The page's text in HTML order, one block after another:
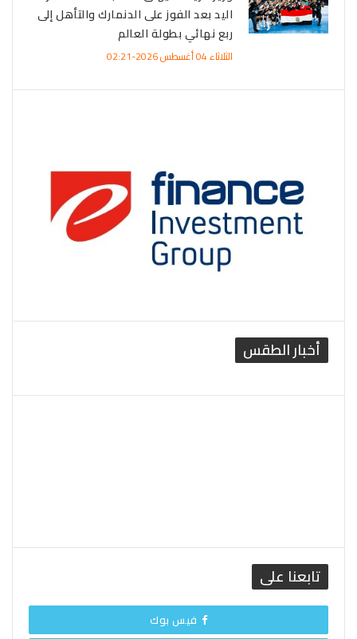
اليد بعد الفوز على الدنمارك والتأهل إلى
ربع نهائي بطولة العالم
الثلاثاء 04 أغسطس 2026-02:21
أخبار الطقس
تابعنا على
فيس بوك